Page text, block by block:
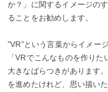
か？」に関するイメージの
ることをお勧めします。
"VR"という言葉からイメー
「VRでこんなものを作り
大きなばらつきがあります
を進めたけれど、思い描い